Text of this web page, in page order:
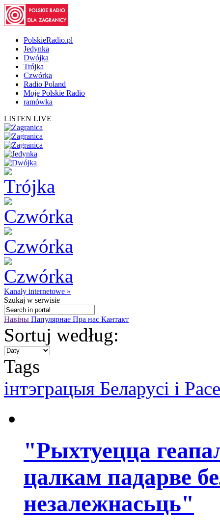
PolskieRadio.pl
Jedynka
Dwójka
Trójka
Czwórka
Radio Poland
Moje Polskie Radio
ramówka
LISTEN LIVE
Kanały internetowe »
Szukaj w serwisie
Навіны Папулярнае Пра нас Кантакт
Sortuj według:
Tags
інтэграцыя Беларусі і
"Рыхтуецца
цалкам падарве
незалежнасьць"